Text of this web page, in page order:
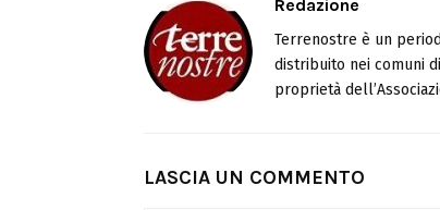
Redazione
Terrenostre è un
distribuito nei comuni
proprietà
LASCIA UN COMMENTO